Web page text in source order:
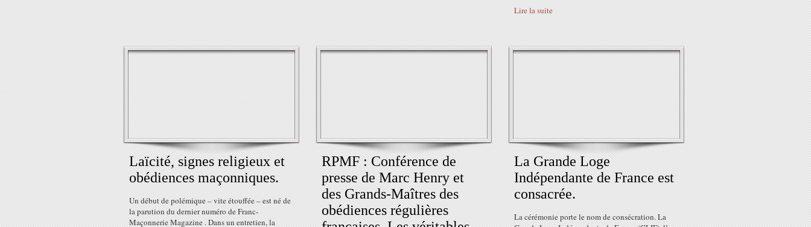
Lire la suite
Laïcité, signes religieux et
obédiences maçonniques.
Un début de polémique – vite étouffée – est né de
la parution du dernier numéro de Franc-
Maçonnerie Magazine . Dans un entretien, la
RPMF : Conférence de
presse de Marc Henry et
des Grands-Maîtres des
obédiences régulières
La Grande Loge
Indépendante de France est
consacrée.
La cérémonie porte le nom de consécration. La